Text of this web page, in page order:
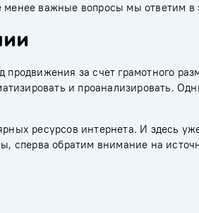
важные вопросы мы ответим в
за счет грамотного
и проанализировать.
ресурсов интернета. И здесь
сперва обратим внимание на